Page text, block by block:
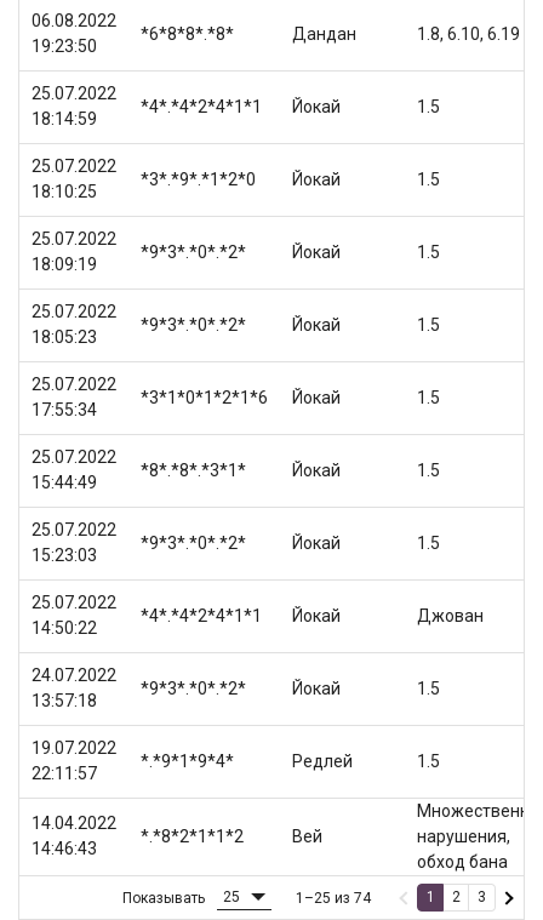
06.08.2022
19:23:50
*6*8*8*.*8* Дандан 1.8, 6.10, 6.19
25.07.2022
18:14:59
*4*.*4*2*4*1*1 Йокай 1.5
25.07.2022
18:10:25
*3*.*9*.*1*2*0 Йокай 1.5
25.07.2022
18:09:19
*9*3*.*0*.*2* Йокай 1.5
25.07.2022
18:05:23
*9*3*.*0*.*2* Йокай 1.5
25.07.2022
17:55:34
*3*1*0*1*2*1*6 Йокай 1.5
25.07.2022
15:44:49
*8*.*8*.*3*1* Йокай 1.5
25.07.2022
15:23:03
*9*3*.*0*.*2* Йокай 1.5
25.07.2022
14:50:22
*4*.*4*2*4*1*1 Йокай Джован
24.07.2022
13:57:18
*9*3*.*0*.*2* Йокай 1.5
19.07.2022
22:11:57
*.*9*1*9*4* Редлей 1.5
14.04.2022
14:46:43
*.*8*2*1*1*2 Вей
нарушения,
обход бана
Показывать 25 1–25 из 74 1 2 3